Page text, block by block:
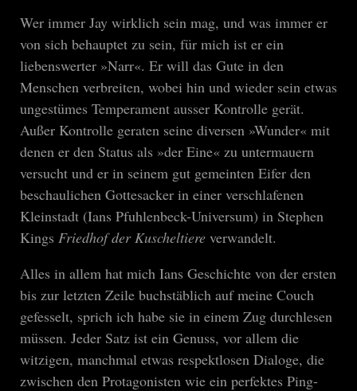
Wer immer Jay wirklich sein mag, und was immer er
von sich behauptet zu sein, für mich ist er ein
liebenswerter »Narr«. Er will das Gute in den
Menschen verbreiten, wobei hin und wieder sein etwas
ungestümes Temperament ausser Kontrolle gerät.
Außer Kontrolle geraten seine diversen »Wunder« mit
denen er den Status als »der Eine« zu untermauern
versucht und er in seinem gut gemeinten Eifer den
beschaulichen Gottesacker in einer verschlafenen
Kleinstadt (Ians Pfuhlenbeck-Universum) in Stephen
Kings Friedhof der Kuscheltiere verwandelt.
Alles in allem hat mich Ians Geschichte von der ersten
bis zur letzten Zeile buchstäblich auf meine Couch
gefesselt, sprich ich habe sie in einem Zug durchlesen
müssen. Jeder Satz ist ein Genuss, vor allem die
witzigen, manchmal etwas respektlosen Dialoge, die
zwischen den Protagonisten wie ein perfektes Ping-